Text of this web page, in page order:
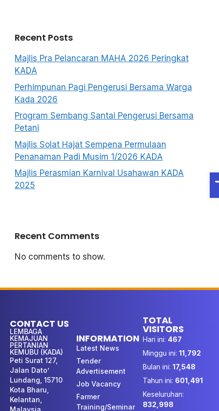
Recent Posts
Majlis Pra Pelancaran MAHA 2026 Peringkat
KADA
Perhimpunan Pagi Pengerusi Bersama Warga
Kada 2026
Program Sembang Santai Pengerusi Bersama
Petani
Majlis Solat Hajat Sempena Permulaan
Penanaman Padi Musim 1/2026 KADA
Majlis Perasmian Karnival Usahawan KADA
2025
Recent Comments
No comments to show.
CONTACT US
LEMBAGA
KEMAJUAN
PERTANIAN
KEMUBU (KADA)
Peti Surat 127,
Jalan Dato’
Lundang, 15710
Kota Bharu,
Kelantan,
Malaysia.
INFORMATION
Latest News
Tender
Advertisement
Job Vacancy
Farmer
Training/Seminar
TOTAL
VISITORS
Hari ini: 467
Minggu ini: 11,792
Bulan ini: 17,548
Tahun ini: 601,491
Keseluruhan:
832,998